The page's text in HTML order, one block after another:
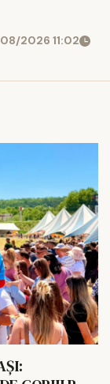
2026 11:02